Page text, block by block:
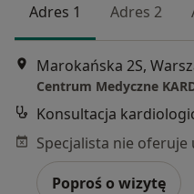
Adres 1 Adres 2
Marokańska 2S,
Centrum Medyczne
Konsultacja
Poproś o wizytę